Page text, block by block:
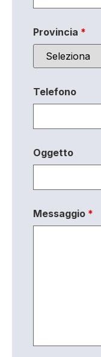
Provincia *
Telefono
Oggetto
Messaggio *